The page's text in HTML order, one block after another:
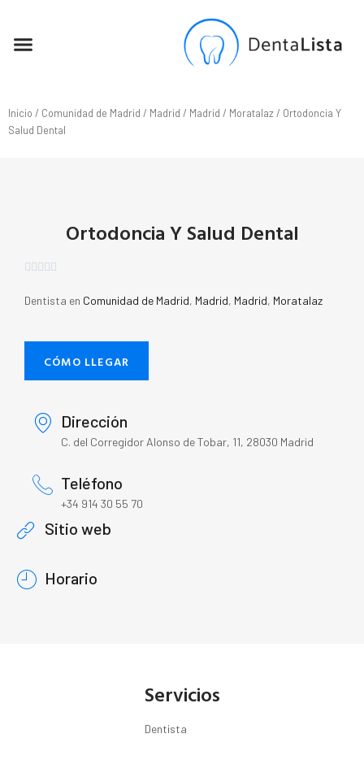
Inicio / Comunidad de Madrid / Madrid / Madrid / Moratalaz/ Ortodoncia Y
Salud Dental
Ortodoncia Y Salud Dental
    
Dentista en Comunidad de Madrid, Madrid, Madrid, Moratalaz
CÓMO LLEGAR
Dirección
C. del Corregidor Alonso de Tobar, 11, 28030 Madrid
Teléfono
+34 914 30 55 70
Sitio web
Horario
Servicios
Dentista